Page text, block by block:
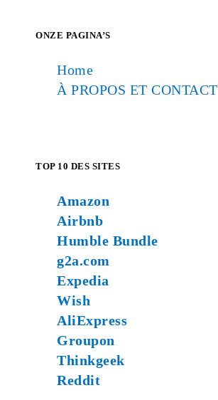
ONZE PAGINA’S
Home
À PROPOS ET CONTACT
TOP 10 DES SITES
Amazon
Airbnb
Humble Bundle
g2a.com
Expedia
Wish
AliExpress
Groupon
Thinkgeek
Reddit